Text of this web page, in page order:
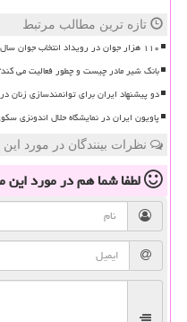
تازه ترین مطالب مرتبط
۱۱۰ هزار جوان در رویداد انتخاب جوان سال نام نویسی کردند
بانک شیر مادر چیست و چطور فعالیت می
دو پیشنهاد ایران برای توانمندسازی زنان
پاویون ایران در نمایشگاه حلال اندونزی
نظرات بینندگان در مورد
لطفا شما همدر مورد این